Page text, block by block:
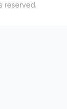
reserved.